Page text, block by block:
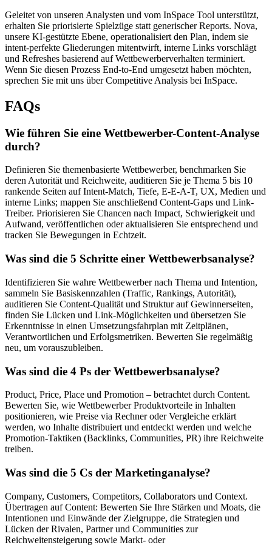
Geleitet von unseren Analysten und vom InSpace Tool unterstützt,
erhalten Sie priorisierte Spielzüge statt generischer Reports. Nova,
unsere KI-gestützte Ebene, operationalisiert den Plan, indem sie
intent-perfekte Gliederungen mitentwirft, interne Links vorschlägt
und Refreshes basierend auf Wettbewerberverhalten terminiert.
Wenn Sie diesen Prozess End-to-End umgesetzt haben möchten,
sprechen Sie mit uns über Competitive Analysis bei InSpace.
FAQs
Wie führen Sie eine Wettbewerber-Content-Analyse
durch?
Definieren Sie themenbasierte Wettbewerber, benchmarken Sie
deren Autorität und Reichweite, auditieren Sie je Thema 5 bis 10
rankende Seiten auf Intent-Match, Tiefe, E-E-A-T, UX, Medien und
interne Links; mappen Sie anschließend Content-Gaps und Link-
Treiber. Priorisieren Sie Chancen nach Impact, Schwierigkeit und
Aufwand, veröffentlichen oder aktualisieren Sie entsprechend und
tracken Sie Bewegungen in Echtzeit.
Was sind die 5 Schritte einer Wettbewerbsanalyse?
Identifizieren Sie wahre Wettbewerber nach Thema und Intention,
sammeln Sie Basiskennzahlen (Traffic, Rankings, Autorität),
auditieren Sie Content-Qualität und Struktur auf Gewinnerseiten,
finden Sie Lücken und Link-Möglichkeiten und übersetzen Sie
Erkenntnisse in einen Umsetzungsfahrplan mit Zeitplänen,
Verantwortlichen und Erfolgsmetriken. Bewerten Sie regelmäßig
neu, um vorauszubleiben.
Was sind die 4 Ps der Wettbewerbsanalyse?
Product, Price, Place und Promotion – betrachtet durch Content.
Bewerten Sie, wie Wettbewerber Produktvorteile in Inhalten
positionieren, wie Preise via Rechner oder Vergleiche erklärt
werden, wo Inhalte distribuiert und entdeckt werden und welche
Promotion-Taktiken (Backlinks, Communities, PR) ihre Reichweite
treiben.
Was sind die 5 Cs der Marketinganalyse?
Company, Customers, Competitors, Collaborators und Context.
Übertragen auf Content: Bewerten Sie Ihre Stärken und Moats, die
Intentionen und Einwände der Zielgruppe, die Strategien und
Lücken der Rivalen, Partner und Communities zur
Reichweitensteigerung sowie Markt- oder